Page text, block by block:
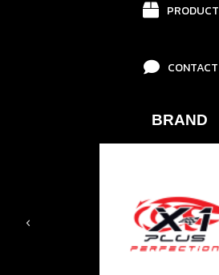
PRODUCT
CONTACT
BRAND